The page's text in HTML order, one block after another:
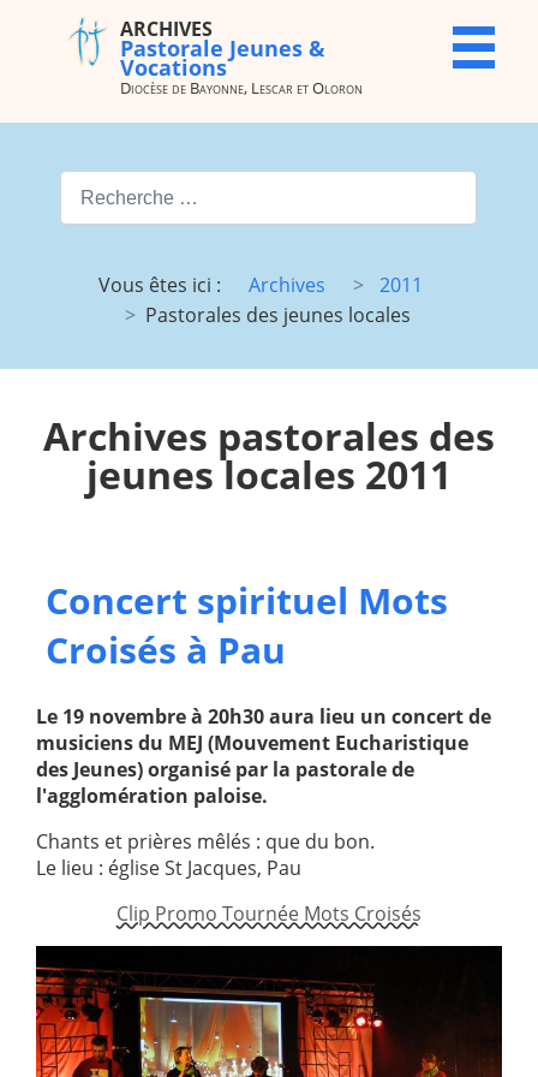
ARCHIVES
Pastorale
Lescar et
X
JDJ (JMJ)
JD 4e/3e
Pélé Vélo
64
M.
Garicoïts
Monial
foi
Terre
Sainte
R.E. de
Taizé
Animateurs
—
Étudiants
Jeunes
Pros
& lycéens
des
jeunes
locales
Groupe
Repères
Groupe
Nouvelles
d'Orient
Divers
—
ARCHIVES
Pastorale Jeunes &
Vocations
Diocèse de Bayonne, Lescar et Oloron
Valider
Vous êtes ici :
Archives
2011
Pastorales des jeunes locales
Archives pastorales des
jeunes locales 2011
Concert spirituel Mots
Croisés à Pau
Le 19 novembre à 20h30 aura lieu un concert de
musiciens du MEJ (Mouvement Eucharistique
des Jeunes) organisé par la pastorale de
l'agglomération paloise.
Chants et prières mêlés : que du bon.
Le lieu : église St Jacques, Pau
Clip Promo Tournée Mots Croisés